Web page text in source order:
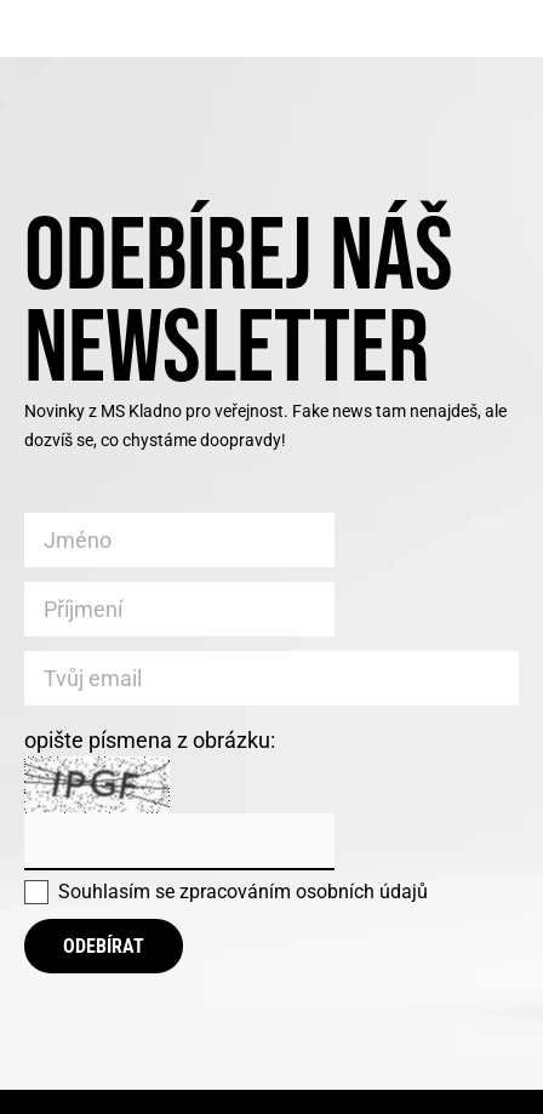
ODEBÍREJ NÁŠ
NEWSLETTER
Novinky z MS Kladno pro veřejnost. Fake news tam nenajdeš, ale
dozvíš se, co chystáme doopravdy!
opište písmena z obrázku:
Souhlasím se zpracováním osobních údajů
ODEBÍRAT